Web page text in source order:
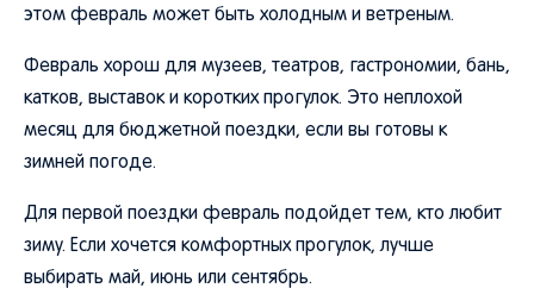
этом февраль может быть холодным и ветреным.
Февраль хорош для музеев, театров, гастрономии, бань,
катков, выставок и коротких прогулок. Это неплохой
месяц для бюджетной поездки, если вы готовы к
зимней погоде.
Для первой поездки февраль подойдет тем, кто любит
зиму. Если хочется комфортных прогулок, лучше
выбирать май, июнь или сентябрь.